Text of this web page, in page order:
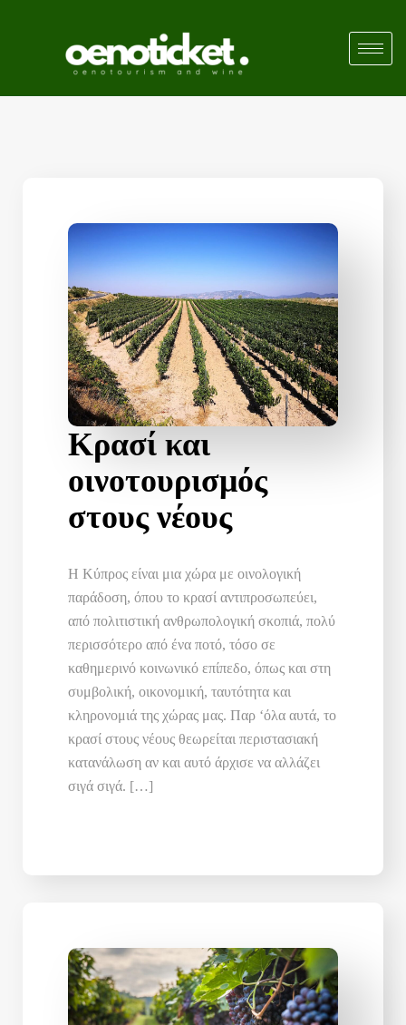
Κρασί και
οινοτουρισμός
στους νέους
Η Κύπρος είναι μια χώρα με οινολογική
παράδοση, όπου το κρασί αντιπροσωπεύει,
από πολιτιστική ανθρωπολογική σκοπιά, πολύ
περισσότερο από ένα ποτό, τόσο σε
καθημερινό κοινωνικό επίπεδο, όπως και στη
συμβολική, οικονομική, ταυτότητα και
κληρονομιά της χώρας μας. Παρ ‘όλα αυτά, το
κρασί στους νέους θεωρείται περιστασιακή
κατανάλωση αν και αυτό άρχισε να αλλάζει
σιγά σιγά. […]